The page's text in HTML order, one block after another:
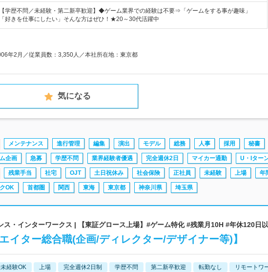
【学歴不問／未経験・第二新卒歓迎】◆ゲーム業界での経験は不要⇒「ゲームをする事が趣味」
「好きを仕事にしたい」そんな方はぜひ！★20～30代活躍中
年2月／従業員数：3,350人／本社所在地：東京都
気になる
メンテナンス 進行管理 編集 演出 モデル 総務 人事 採用 秘書
企画 急募 学歴不問 業界経験者優遇 完全週休2日 マイカー通勤 U・Iター
残業手当 社宅 OJT 土日祝休み 社会保険 正社員 未経験 上場 年
OK 首都圏 関西 東海 東京都 神奈川県 埼玉県
ス・インターワークス | 【東証グロース上場】#ゲーム特化 #残業月10H #年休120日
イター総合職(企画/ディレクター/デザイナー等)】
経験OK 上場 完全週休2日制 学歴不問 第二新卒歓迎 転勤なし リモートワ